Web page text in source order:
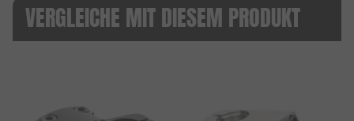
VERGLEICHE MIT DIESEM PRODUKT